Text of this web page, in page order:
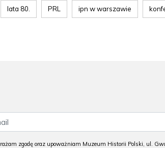
lata 80. PRL ipn w warszawie
zgodę oraz upoważniam Muzeum Historii Polski, ul.